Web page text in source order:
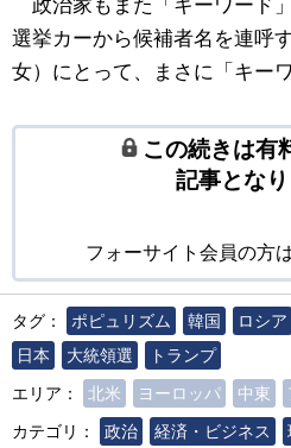
政治家もまた「キーワード
選挙カーから候補者名を連呼
女）にとって、まさに「キー
この続きは有
記事となり
フォーサイト会員の方
タグ： ポピュリズム 韓国 ロシア
日本
大統領選
トランプ
エリア：
北米 ヨーロッパ 中東
カテゴリ：
政治 経済・ビジネス